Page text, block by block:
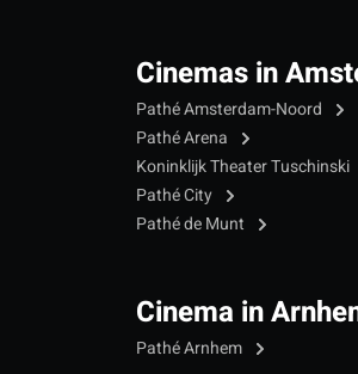
Cinemas in
Pathé Amsterdam-Noord
Pathé Arena
Koninklijk Theater Tuschinski
Pathé City
Pathé de Munt
Cinema in
Pathé Arnhem